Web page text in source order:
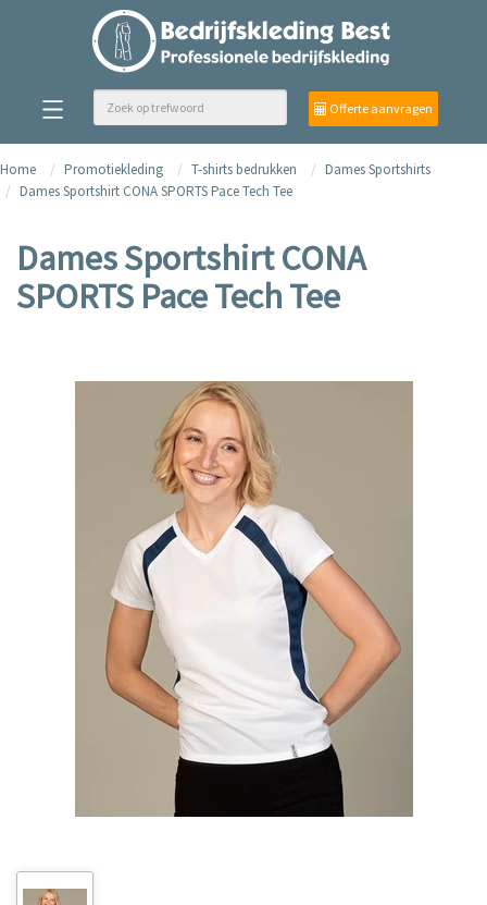
Offerte aanvragen
Home Promotiekleding T-shirts bedrukken
Dames Sportshirts
Dames Sportshirt CONA SPORTS Pace Tech Tee
Dames Sportshirt CONA
SPORTS Pace Tech Tee